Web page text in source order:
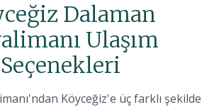
Dalaman
Ulaşım
Seçenekleri
Köyceğiz'e üç farklı şekilde